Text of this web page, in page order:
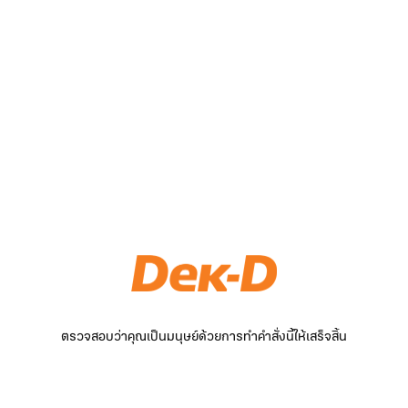
ตรวจสอบว่าคุณเป็นมนุษย์ด้วยการทำคำสั่งนี้ให้เสร็จสิ้น